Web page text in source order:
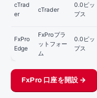
cTrad
er
cTrader
0.0ピッ
プス
FxPro
Edge
FxProプラ
ットフォー
ム
0.0ピッ
プス
FxPro 口座を開設 →